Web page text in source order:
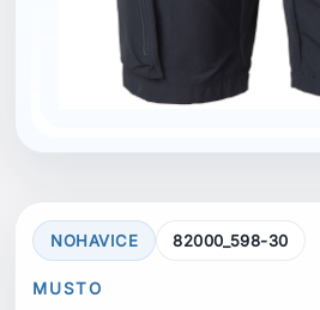
NOHAVICE 82000_598-30
MUSTO